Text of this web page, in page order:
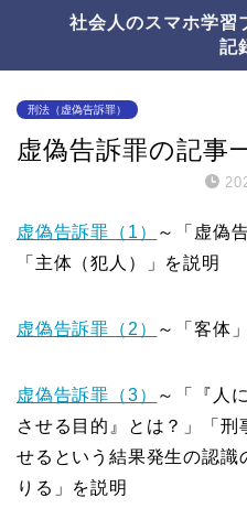
社会人のスマホ学
記
刑法（虚偽告訴罪）
虚偽告訴罪の記事
虚偽告訴罪（1）
～「虚偽
「主体（犯人）」を説明
虚偽告訴罪（2） ～「客体
虚偽告訴罪（3）
～「『人
させる目的』とは？」「刑
せるという結果発生の認識
りる」を説明